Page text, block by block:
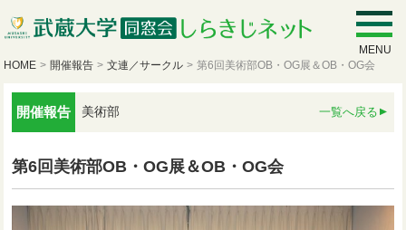
MENU
HOME > 開催報告 > 文連／サークル > 第6回美術部OB・OG展＆OB・OG会
開催報告 美術部 一覧へ戻る
第6回美術部OB・OG展＆OB・OG会